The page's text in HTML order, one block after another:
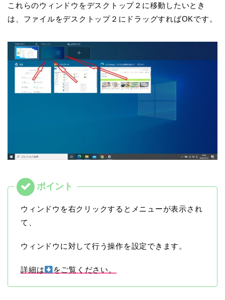
これらのウィンドウをデスクトップ２に移動したいとき
は、ファイルをデスクトップ２にドラッグすればOKです。
ウィンドウを右クリックするとメニューが表示され
て、
ウィンドウに対して行う操作を設定できます。
詳細は をご覧ください。